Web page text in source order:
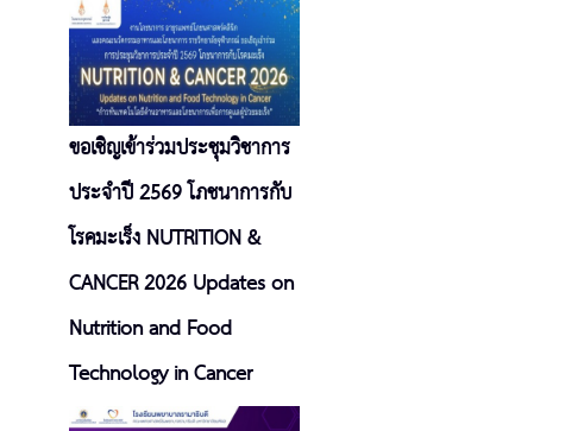
ขอเชิญเข้าร่วมประชุมวิชาการ
ประจำปี 2569 โภชนาการกับ
โรคมะเร็ง NUTRITION &
CANCER 2026 Updates on
Nutrition and Food
Technology in Cancer